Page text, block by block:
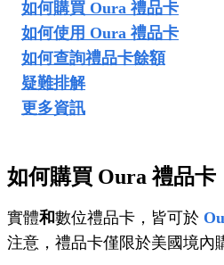
如何購買 Oura 禮品卡
如何使用 Oura 禮品卡
如何查詢禮品卡餘額
疑難排解
更多資訊
如何購買 Oura 禮品卡
實體和數位禮品卡，皆可於
注意，禮品卡僅限於美國境內